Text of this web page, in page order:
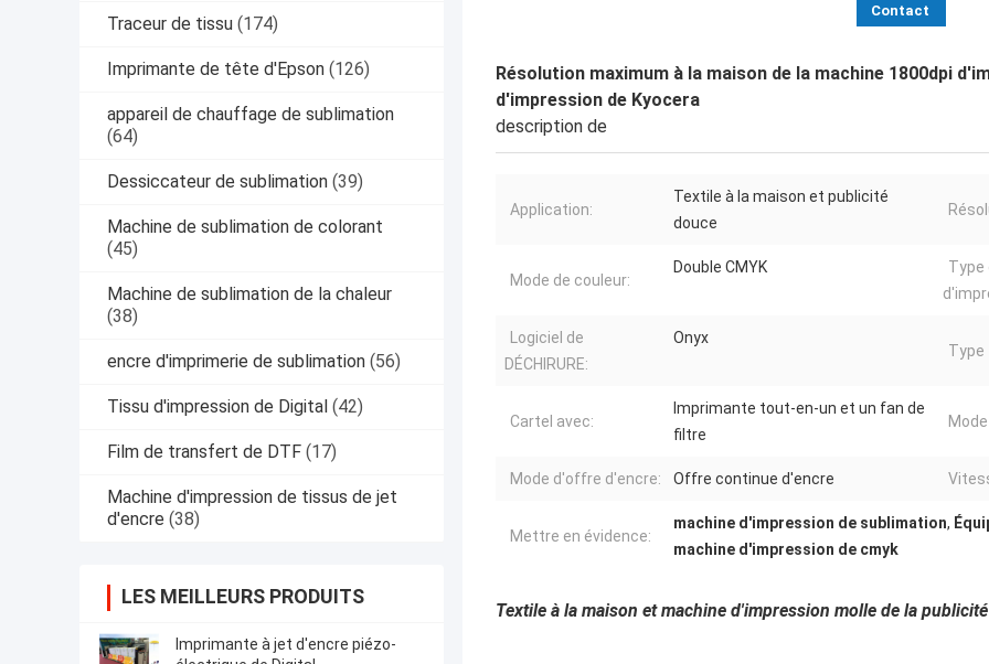
Traceur de tissu (174)
Imprimante de tête d'Epson (126)
appareil de chauffage de sublimation
(64)
Dessiccateur de sublimation (39)
Machine de sublimation de colorant
(45)
Machine de sublimation de la chaleur
(38)
encre d'imprimerie de sublimation (56)
Tissu d'impression de Digital (42)
Film de transfert de DTF (17)
Machine d'impression de tissus de jet
d'encre (38)
LES MEILLEURS PRODUITS
Imprimante à jet d'encre piézo-
Contact
Résolution maximum à la maison de la machine 1800dpi
d'impression de Kyocera
description de
Application:
Textile à la maison et publicité
douce
Mode de couleur:
Double CMYK
Type
Logiciel de
DÉCHIRURE:
Onyx
Cartel avec:
Imprimante tout-en-un et un fan de
filtre
Mode d'offre d'encre: Offre continue d'encre
Mettre en évidence:
machine d'impression de sublimation,
machine d'impression de cmyk
Textile à la maison et machine d'impression molle de la